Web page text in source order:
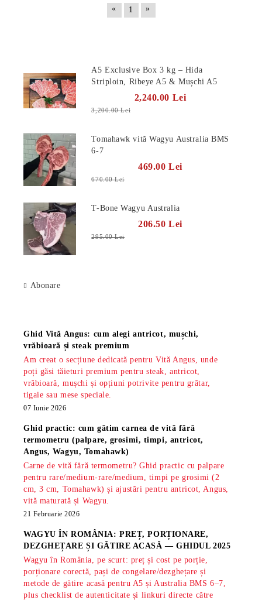
«
1 »
A5 Exclusive Box 3 kg – Hida
Striploin, Ribeye A5 & Mușchi A5
2,240.00 Lei
3,200.00 Lei
Tomahawk vită Wagyu Australia BMS
6-7
469.00 Lei
670.00 Lei
T-Bone Wagyu Australia
206.50 Lei
295.00 Lei
Abonare
Ghid Vită Angus: cum alegi antricot, mușchi,
vrăbioară și steak premium
Am creat o secțiune dedicată pentru Vită Angus, unde
poți găsi tăieturi premium pentru steak, antricot,
vrăbioară, mușchi și opțiuni potrivite pentru grătar,
tigaie sau mese speciale.
07 Iunie 2026
Ghid practic: cum gătim carnea de vită fără
termometru (palpare, grosimi, timpi, antricot,
Angus, Wagyu, Tomahawk)
Carne de vită fără termometru? Ghid practic cu palpare
pentru rare/medium-rare/medium, timpi pe grosimi (2
cm, 3 cm, Tomahawk) și ajustări pentru antricot, Angus,
vită maturată și Wagyu.
21 Februarie 2026
WAGYU ÎN ROMÂNIA: PREȚ, PORȚIONARE,
DEZGHEȚARE ȘI GĂTIRE ACASĂ — GHIDUL 2025
Wagyu în România, pe scurt: preț și cost pe porție,
porționare corectă, pași de congelare/dezghețare și
metode de gătire acasă pentru A5 și Australia BMS 6–7,
plus checklist de autenticitate și linkuri directe către